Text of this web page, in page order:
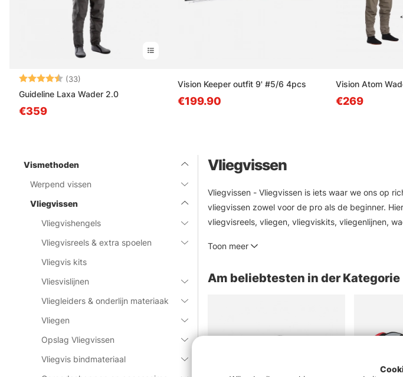
Beoordeling:(33)
Guideline Laxa Wader 2.0
€359
Vision Keeper outfit 9' #5/6 4pcs
€199.90
Vision Atom
€269
Vismethoden
Werpend vissen
Vliegvissen
Vliegvishengels
Vliegvisreels & extra spoelen
Vliegvis kits
Vliesvislijnen
Vliegleiders & onderlijn materiaak
Vliegen
Opslag Vliegvissen
Vliegvis bindmateriaal
Vliegvissen
Vliegvissen - Vliegvissen is iets waar we ons op
vliegvissen zowel voor de pro als de beginner.
vliegvisreels, vliegen, vliegviskits, vliegenlijnen,
Sage, RIO Loop, Guideline, Pool12 en anderen.
Toon meer
Am beliebtesten in der Kategorie